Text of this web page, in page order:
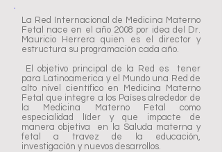
La Red Internacional de Medicina Materno
Fetal nace en el año 2008 por idea del Dr.
Mauricio Herrera quien es el director y
estructura su programación cada año.
El objetivo principal de la Red es tener
para Latinoamerica y el Mundo una Red de
alto nivel científico en Medicina Materno
Fetal que integre a los Países alrededor de
la Medicina Materno Fetal como
especialidad líder y que impacte de
manera objetiva en la Saluda materna y
fetal a travez de la educación,
investigación y nuevos desarrollos.